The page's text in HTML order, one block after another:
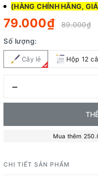
(HÀNG CHÍNH HÃNG,
79.000₫
89.000₫
Số lượng:
Cây lẻ Hộp 12
–
Mua thêm
CHI TIẾT SẢN PHẨM